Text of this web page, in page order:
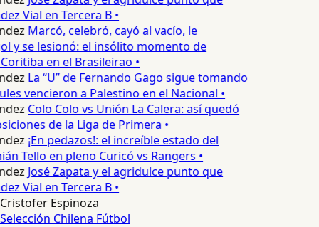
Vial en Tercera B •
Marcó, celebró, cayó al vacío, le
y se lesionó: el insólito momento de
en el Brasileirao •
La “U” de Fernando Gago sigue tomando
vencieron a Palestino en el Nacional •
Colo Colo vs Unión La Calera: así quedó
de la Liga de Primera •
¡En pedazos!: el increíble estado del
Tello en pleno Curicó vs Rangers •
José Zapata y el agridulce punto que
Vial en Tercera B •
Cristofer Espinoza
Selección Chilena Fútbol